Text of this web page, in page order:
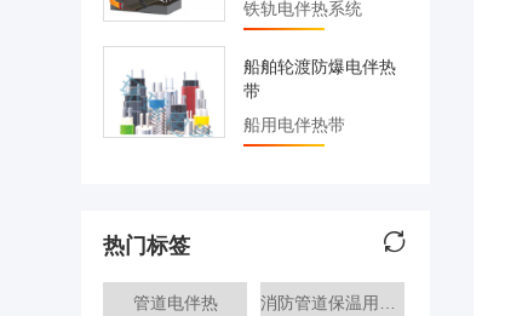
铁轨电伴热系统
船舶轮渡防爆电伴热
带
船用电伴热带
热门标签
管道电伴热 消防管道保温用什么材料